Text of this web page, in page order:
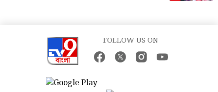
FOLLOW US ON